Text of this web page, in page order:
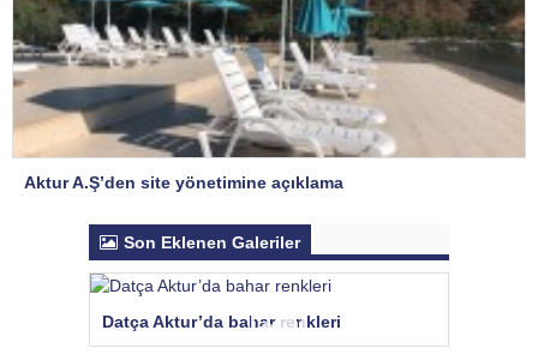
Aktur A.Ş’den site yönetimine açıklama
Son Eklenen Galeriler
Datça Aktur’da bahar renkleri